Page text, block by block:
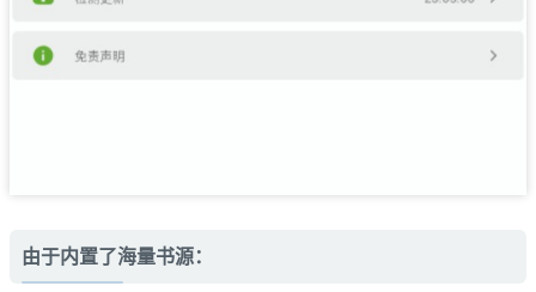
由于内置了海量书源：